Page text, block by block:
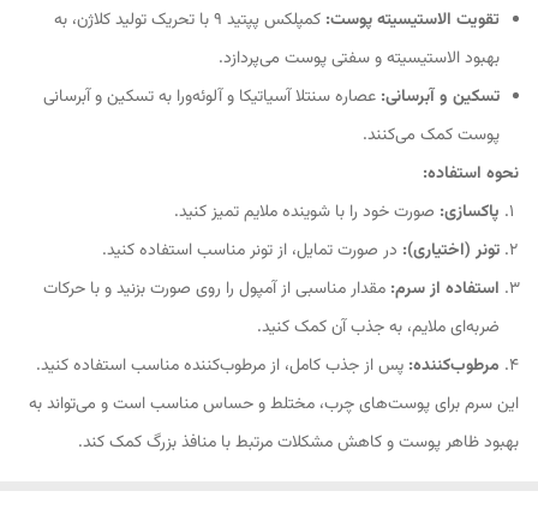
تقویت الاستیسیته پوست:
کمپلکس پپتید ۹ با تحریک تولید کلاژن، به
بهبود الاستیسیته و سفتی پوست می‌پردازد.
تسکین و آبرسانی: عصاره سنتلا آسیاتیکا و آلوئه‌ورا به تسکین و آبرسانی
پوست کمک می‌کنند.
نحوه استفاده:
پاکسازی: صورت خود را با شوینده ملایم تمیز کنید.
تونر (اختیاری): در صورت تمایل، از تونر مناسب استفاده کنید.
استفاده از سرم: مقدار مناسبی از آمپول را روی صورت بزنید و با حرکات
ضربه‌ای ملایم، به جذب آن کمک کنید.
مرطوب‌کننده: پس از جذب کامل، از مرطوب‌کننده مناسب استفاده کنید.
این سرم برای پوست‌های چرب، مختلط و حساس مناسب است و می‌تواند به
بهبود ظاهر پوست و کاهش مشکلات مرتبط با منافذ بزرگ کمک کند.